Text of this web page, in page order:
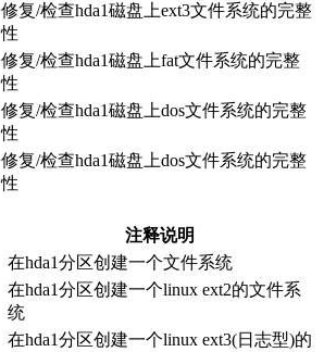
修复/检查hda1磁盘上ext3文件系统的完整
性
修复/检查hda1磁盘上fat文件系统的完整
性
修复/检查hda1磁盘上dos文件系统的完整
性
修复/检查hda1磁盘上dos文件系统的完整
性
注释说明
在hda1分区创建一个文件系统
在hda1分区创建一个linux ext2的文件系
统
在hda1分区创建一个linux ext3(日志型)的